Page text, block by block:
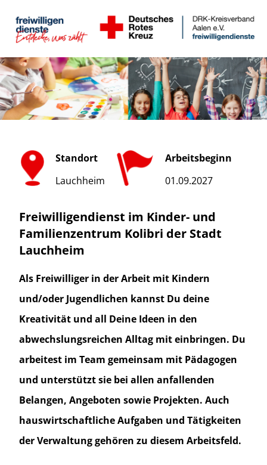
Standort
Lauchheim
Arbeitsbeginn
01.09.2027
Freiwilligendienst im Kinder- und
Familienzentrum Kolibri der Stadt
Lauchheim
Als Freiwilliger in der Arbeit mit Kindern
und/oder Jugendlichen kannst Du deine
Kreativität und all Deine Ideen in den
abwechslungsreichen Alltag mit einbringen. Du
arbeitest im Team gemeinsam mit Pädagogen
und unterstützt sie bei allen anfallenden
Belangen, Angeboten sowie Projekten. Auch
hauswirtschaftliche Aufgaben und Tätigkeiten
der Verwaltung gehören zu diesem Arbeitsfeld.